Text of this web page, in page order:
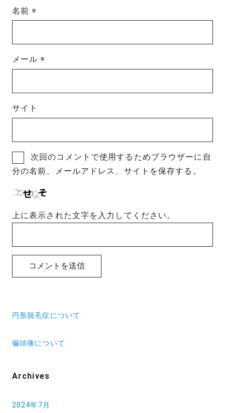
名前※
メール※
サイト
次回のコメントで使用するためブラウザーに自
分の名前、メールアドレス、サイトを保存する。
上に表示された文字を入力してください。
投
ナ
ゲ
シ
円形脱毛症について
偏頭痛について
Archives
2024年7月